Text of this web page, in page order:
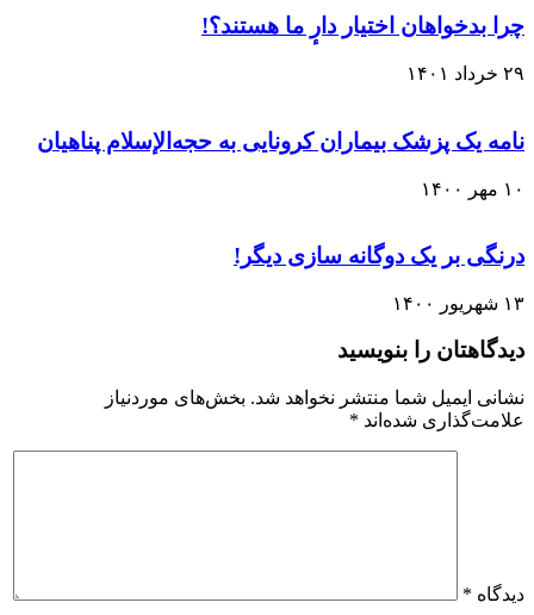
چرا بدخواهان اختیار دارٕ ما هستند؟!
۲۹ خرداد ۱۴۰۱
نامه یک پزشک بیماران کرونایی به حجه‌الإسلام پناهیان
۱۰ مهر ۱۴۰۰
درنگی بر یک دوگانه سازی دیگر!
۱۳ شهریور ۱۴۰۰
دیدگاهتان را بنویسید
نشانی ایمیل شما منتشر نخواهد شد. بخش‌های موردنیاز
علامت‌گذاری شده‌اند *
دیدگاه *